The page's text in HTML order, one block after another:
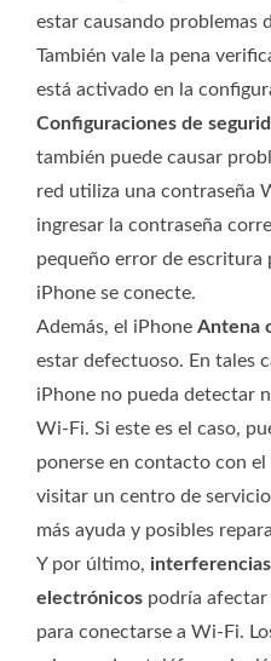
estar causando problemas
También vale la pena
está activado en la
Configuraciones de
también puede causar
red utiliza una contraseña
ingresar la contraseña
pequeño error de escritura
iPhone se conecte.
Además, el iPhone Antena
estar defectuoso. En tales
iPhone no pueda detectar
Wi-Fi. Si este es el caso,
ponerse en contacto con
visitar un centro de
más ayuda y posibles
Y por último,
electrónicos podría afectar
para conectarse a Wi-Fi.